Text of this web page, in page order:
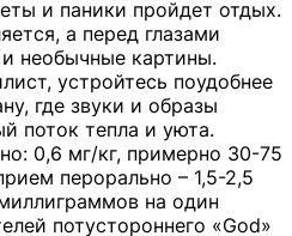
и паники пройдет отдых.
а перед глазами
необычные картины.
устройтесь поудобнее
где звуки и образы
поток тепла и уюта.
0,6 мг/кг, примерно 30-75
перорально – 1,5-2,5
на один
потустороннего «God»